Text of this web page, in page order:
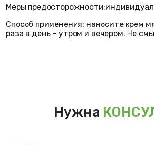
Меры предосторожности:
Способ применения: наносите крем
раза в день – утром и вечером. Не
Нужна